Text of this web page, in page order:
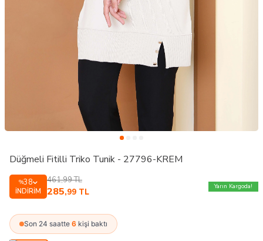
Düğmeli Fitilli Triko Tunik - 27796-KREM
%38
İNDIRIM
461,99TL
285,99 TL
Yarın Kargoda!
Son 24 saatte 6 kişi baktı